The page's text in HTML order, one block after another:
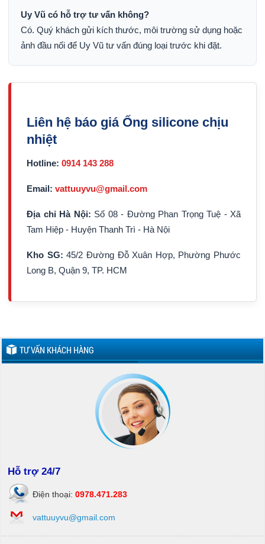
Uy Vũ có hỗ trợ tư vấn không?
Có. Quý khách gửi kích thước, môi trường sử dụng hoặc
ảnh đầu nối để Uy Vũ tư vấn đúng loại trước khi đặt.
Liên hệ báo giá Ống silicone chịu
nhiệt
Hotline: 0914 143 288
Email: vattuuyvu@gmail.com
Địa chỉ Hà Nội: Số 08 - Đường Phan Trọng Tuệ - Xã
Tam Hiệp - Huyện Thanh Trì - Hà Nội
Kho SG: 45/2 Đường Đỗ Xuân Hợp, Phường Phước
Long B, Quận 9, TP. HCM
TƯ VẤN KHÁCH HÀNG
Hỗ trợ 24/7
Điện thoại: 0978.471.283
vattuuyvu@gmail.com